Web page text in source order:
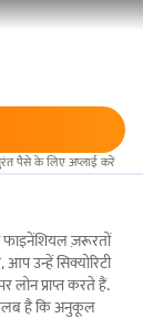
पैसे के लिए अप्लाई करें
ज़रूरतों
उन्हें सिक्योरिटी
प्राप्त करते हैं.
है कि अनुकूल